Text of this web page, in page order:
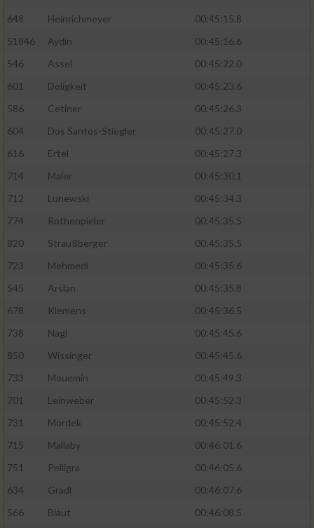
648
Heinrichmeyer
00:45:15.8
51846
Aydin
00:45:16.6
546
Assel
00:45:22.0
601
Doligkeit
00:45:23.6
586
Cetiner
00:45:26.3
604
Dos Santos-Stiegler
00:45:27.0
616
Ertel
00:45:27.3
714
Maier
00:45:30.1
712
Lunewski
00:45:34.3
774
Rothenpieler
00:45:35.5
820
Straußberger
00:45:35.5
723
Mehmedi
00:45:35.6
545
Arslan
00:45:35.8
678
Klemens
00:45:36.5
738
Nagl
00:45:45.6
850
Wissinger
00:45:45.6
733
Mouemin
00:45:49.3
701
Leinweber
00:45:52.3
731
Mordek
00:45:52.4
715
Mallaby
00:46:01.6
751
Pelligra
00:46:05.6
634
Gradl
00:46:07.6
566
Blaut
00:46:08.5